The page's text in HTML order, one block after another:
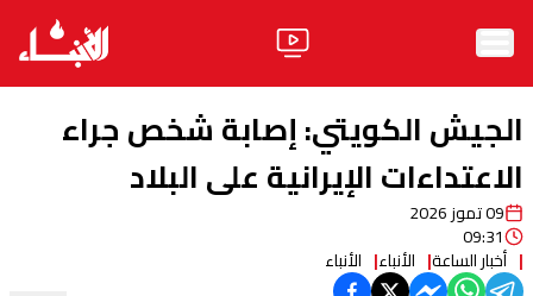
الرئيسية
الأخبار
آراء
فيديو
الجيش الكويتي: إصابة شخص جراء
الاعتداءات الإيرانية على البلاد
09 تموز 2026
09:31
أخبار الساعة الأنباء الأنباء